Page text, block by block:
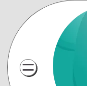
content